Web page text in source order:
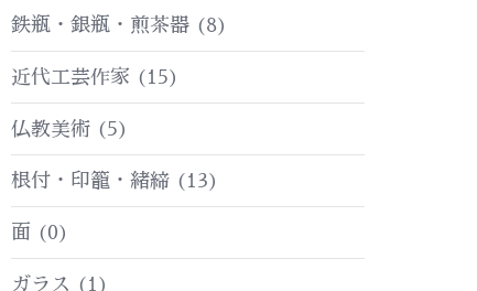
鉄瓶・銀瓶・煎茶器 (8)
近代工芸作家 (15)
仏教美術 (5)
根付・印籠・緒締 (13)
面 (0)
ガラス (1)